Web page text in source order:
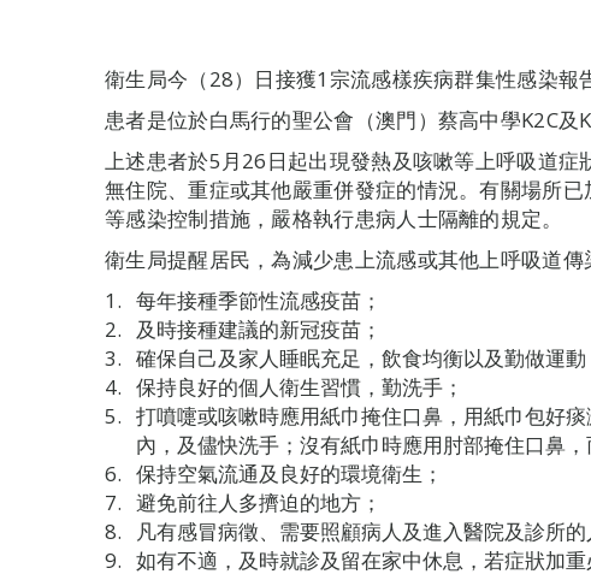
衛生局今（28）日接獲1宗流感樣疾病群集性感染報
患者是位於白馬行的聖公會（澳門）蔡高中學K2C及
上述患者於5月26日起出現發熱及咳嗽等上呼吸道症
無住院、重症或其他嚴重併發症的情況。有關場所
等感染控制措施，嚴格執行患病人士隔離的規定。
衛生局提醒居民，為減少患上流感或其他上呼吸道傳
每年接種季節性流感疫苗；
及時接種建議的新冠疫苗；
確保自己及家人睡眠充足，飲食均衡以及勤做運動
保持良好的個人衛生習慣，勤洗手；
打噴嚏或咳嗽時應用紙巾掩住口鼻，用紙巾包好
內，及儘快洗手；沒有紙巾時應用肘部掩住口鼻，
保持空氣流通及良好的環境衛生；
避免前往人多擠迫的地方；
凡有感冒病徵、需要照顧病人及進入醫院及診所的
如有不適，及時就診及留在家中休息，若症狀加重